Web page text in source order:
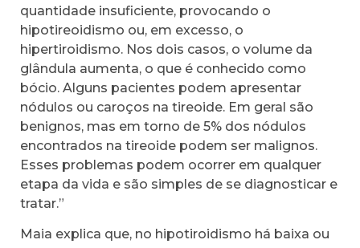
quantidade insuficiente, provocando o
hipotireoidismo ou, em excesso, o
hipertiroidismo. Nos dois casos, o volume da
glândula aumenta, o que é conhecido como
bócio. Alguns pacientes podem apresentar
nódulos ou caroços na tireoide. Em geral são
benignos, mas em torno de 5% dos nódulos
encontrados na tireoide podem ser malignos.
Esses problemas podem ocorrer em qualquer
etapa da vida e são simples de se diagnosticar e
tratar.”
Maia explica que, no hipotiroidismo há baixa ou